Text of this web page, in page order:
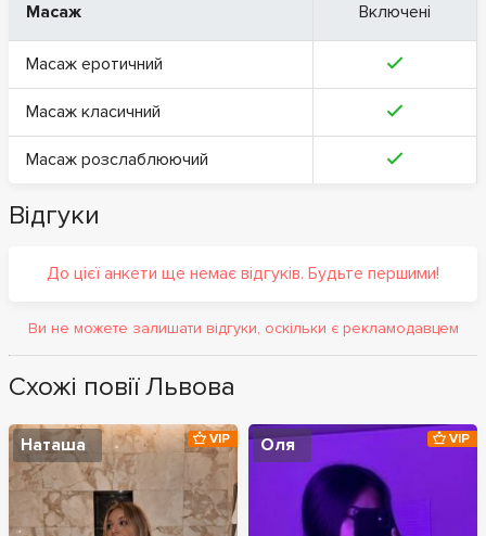
Масаж Включені
Масаж еротичний
Масаж класичний
Масаж розслаблюючий
Відгуки
До цієї анкети ще немає відгуків. Будьте першими!
Ви не можете залишати відгуки, оскільки є рекламодавцем
Схожі повії Львова
Наташа VIP Оля VIP